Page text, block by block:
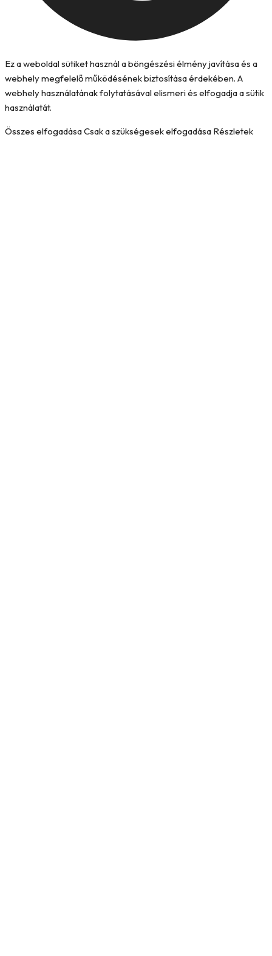
Ez a weboldal sütiket használ a böngészési élmény javítása és a
webhely megfelelő működésének biztosítása érdekében. A
webhely használatának folytatásával elismeri és elfogadja a sütik
használatát.
Összes elfogadásaCsak a szükségesek elfogadása Részletek